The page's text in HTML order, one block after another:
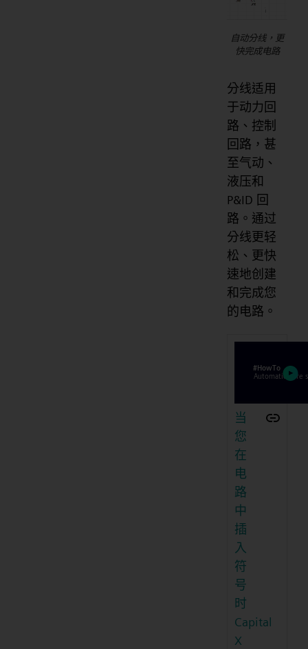
自动分线，更
快完成电路
分线适用
于动力回
路、控制
回路，甚
至气动、
液压和
P&ID 回
路。通过
分线更轻
松、更快
速地创建
和完成您
的电路。
当
您
在
电
路
中
插
入
符
号
时
Capital
X